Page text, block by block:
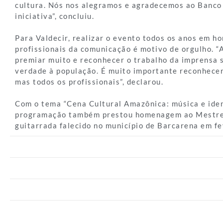
cultura. Nós nos alegramos e agradecemos ao
iniciativa”, concluiu.
Para Valdecir, realizar o evento todos os anos em
profissionais da comunicação é motivo de orgulho.
premiar muito e reconhecer o trabalho da imprensa
verdade à população. É muito importante
mas todos os profissionais”, declarou.
Com o tema “Cena Cultural Amazônica: música e
programação também prestou homenagem ao
guitarrada falecido no município de Barcarena em